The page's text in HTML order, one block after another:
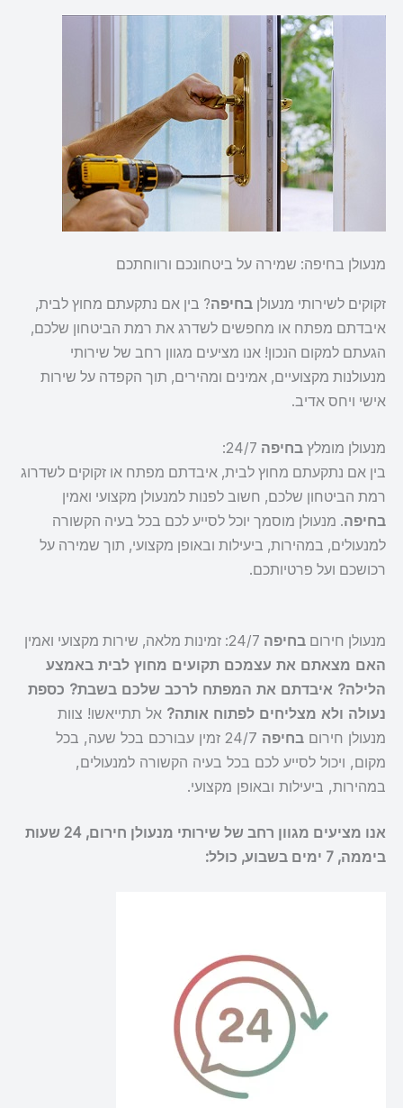
מנעולן בחיפה: שמירה על ביטחונכם ורווחתכם
זקוקים לשירותי מנעולן בחיפה? בין אם נתקעתם מחוץ לבית,
איבדתם מפתח או מחפשים לשדרג את רמת הביטחון שלכם,
הגעתם למקום הנכון! אנו מציעים מגוון רחב של שירותי
מנעולנות מקצועיים, אמינים ומהירים, תוך הקפדה על שירות
אישי ויחס אדיב.
מנעולן מומלץ בחיפה 24/7:
בין אם נתקעתם מחוץ לבית, איבדתם מפתח או זקוקים לשדרוג
רמת הביטחון שלכם, חשוב לפנות למנעולן מקצועי ואמין
בחיפה. מנעולן מוסמך יוכל לסייע לכם בכל בעיה הקשורה
למנעולים, במהירות, ביעילות ובאופן מקצועי, תוך שמירה על
רכושכם ועל פרטיותכם.
מנעולן חירום בחיפה
האם מצאתם את עצמכם תקועים מחוץ לבית באמצע
הלילה? איבדתם את המפתח לרכב שלכם בשבת? כספת
נעולה ולא מצליחים לפתוח אותה? אל תתייאשו! צוות
מנעולן חירום בחיפה
24/7 זמין עבורכם בכל שעה, בכל
מקום, ויכול לסייע לכם בכל בעיה הקשורה למנעולים,
במהירות, ביעילות ובאופן מקצועי.
אנו מציעים מגוון רחב של שירותי מנעולן חירום, 24 שעות
ביממה, 7 ימים בשבוע, כולל: